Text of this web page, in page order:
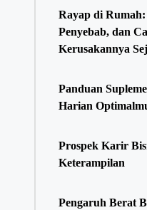
Rayap di
Penyebab, dan
Kerusakannya
Panduan
Harian
Prospek Karir
Keterampilan
Pengaruh Berat